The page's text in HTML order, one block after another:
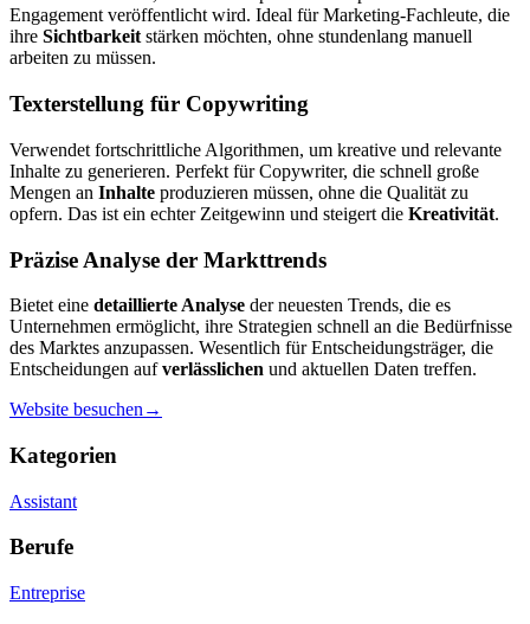
Engagement veröffentlicht wird. Ideal für Marketing-Fachleute, die
ihre Sichtbarkeitstärken möchten, ohne stundenlang manuell
arbeiten zu müssen.
Texterstellung für Copywriting
Verwendet fortschrittliche Algorithmen, um kreative und relevante
Inhalte zu generieren. Perfekt für Copywriter, die schnell große
Mengen an Inhalte produzieren müssen, ohne die Qualität zu
opfern. Das ist ein echter Zeitgewinn und steigert die Kreativität.
Präzise Analyse der Markttrends
Bietet eine detaillierte Analyse der neuesten Trends, die es
Unternehmen ermöglicht, ihre Strategien schnell an die Bedürfnisse
des Marktes anzupassen. Wesentlich für Entscheidungsträger, die
Entscheidungen aufverlässlichen und aktuellen Daten treffen.
Website besuchen →
Kategorien
Assistant
Berufe
Entreprise